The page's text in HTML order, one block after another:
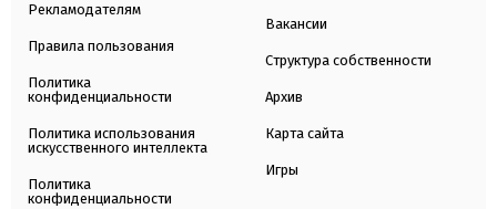
Рекламодателям
Правила пользования
Политика
конфиденциальности
Политика использования
искусственного интеллекта
Политика
конфиденциальности
Вакансии
Структура собственности
Архив
Карта сайта
Игры